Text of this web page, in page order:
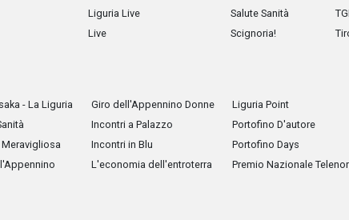
Liguria Live
Live
Salute Sanità
Scignoria!
- La Liguria
Meravigliosa
Giro dell'Appennino Donne
Incontri a Palazzo
Incontri in Blu
L'economia dell'entroterra
Liguria Point
Portofino D'autore
Portofino Days
Premio Nazionale